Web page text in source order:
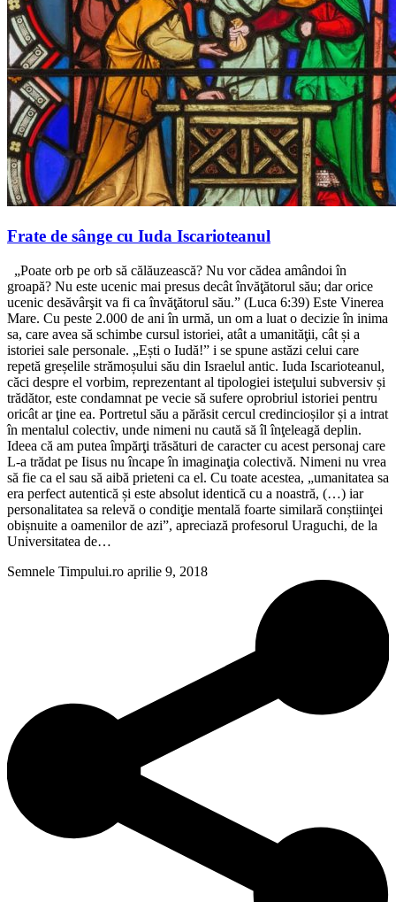
Frate de sânge cu Iuda Iscarioteanul
„Poate orb pe orb să călăuzească? Nu vor cădea amândoi în
groapă? Nu este ucenic mai presus decât învăţătorul său; dar orice
ucenic desăvârşit va fi ca învăţătorul său.” (Luca 6:39) Este Vinerea
Mare. Cu peste 2.000 de ani în urmă, un om a luat o decizie în inima
sa, care avea să schimbe cursul istoriei, atât a umanităţii, cât și a
istoriei sale personale. „Ești o Iudă!” i se spune astăzi celui care
repetă greșelile strămoșului său din Israelul antic. Iuda Iscarioteanul,
căci despre el vorbim, reprezentant al tipologiei isteţului subversiv și
trădător, este condamnat pe vecie să sufere oprobriul istoriei pentru
oricât ar ţine ea. Portretul său a părăsit cercul credincioșilor și a intrat
în mentalul colectiv, unde nimeni nu caută să îl înţeleagă deplin.
Ideea că am putea împărţi trăsături de caracter cu acest personaj care
L-a trădat pe Iisus nu încape în imaginaţia colectivă. Nimeni nu vrea
să fie ca el sau să aibă prieteni ca el. Cu toate acestea, „umanitatea sa
era perfect autentică și este absolut identică cu a noastră, (…) iar
personalitatea sa relevă o condiţie mentală foarte similară conștiinţei
obișnuite a oamenilor de azi”, apreciază profesorul Uraguchi, de la
Universitatea de…
Semnele Timpului.ro aprilie 9, 2018